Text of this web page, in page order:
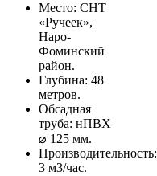
Место: СНТ
«Ручеек»,
Наро-
Фоминский
район.
Глубина: 48
метров.
Обсадная
труба: нПВХ
⌀ 125 мм.
Производительность:
3 м3/час.